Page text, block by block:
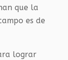
que la
es de
lograr